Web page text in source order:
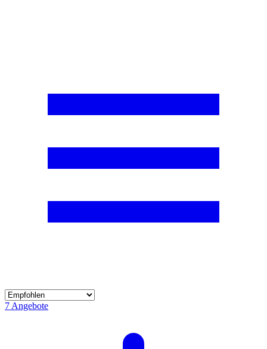
7 Angebote